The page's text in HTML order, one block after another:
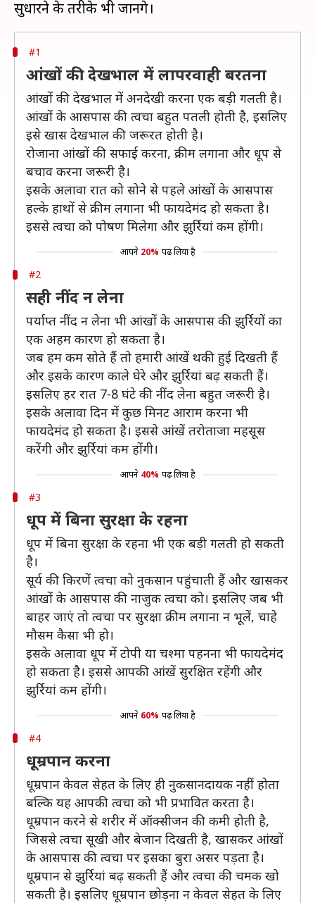
#1
आंखों की देखभाल में लापरवाही बरतना
आंखों की देखभाल में अनदेखी करना एक बड़ी गलती है।
आंखों के आसपास की त्वचा बहुत पतली होती है, इसलिए
इसे खास देखभाल की जरूरत होती है।
रोजाना आंखों की सफाई करना, क्रीम लगाना और धूप से
बचाव करना जरूरी है।
इसके अलावा रात को सोने से पहले आंखों के आसपास
हल्के हाथों से क्रीम लगाना भी फायदेमंद हो सकता है।
इससे त्वचा को पोषण मिलेगा और झुर्रियां कम होंगी।
आपने 20% पढ़ लिया है
#2
सही नींद न लेना
पर्याप्त नींद न लेना भी आंखों के आसपास की झुर्रियों का
एक अहम कारण हो सकता है।
जब हम कम सोते हैं तो हमारी आंखें थकी हुई दिखती हैं
और इसके कारण काले घेरे और झुर्रियां बढ़ सकती हैं।
इसलिए हर रात 7-8 घंटे की नींद लेना बहुत जरूरी है।
इसके अलावा दिन में कुछ मिनट आराम करना भी
फायदेमंद हो सकता है। इससे आंखें तरोताजा महसूस
करेंगी और झुर्रियां कम होंगी।
आपने 40% पढ़ लिया है
#3
धूप में बिना सुरक्षा के रहना
धूप में बिना सुरक्षा के रहना भी एक बड़ी गलती हो सकती
है।
सूर्य की किरणें त्वचा को नुकसान पहुंचाती हैं और खासकर
आंखों के आसपास की नाजुक त्वचा को। इसलिए जब भी
बाहर जाएं तो त्वचा पर सुरक्षा क्रीम लगाना न भूलें, चाहे
मौसम कैसा भी हो।
इसके अलावा धूप में टोपी या चश्मा पहनना भी फायदेमंद
हो सकता है। इससे आपकी आंखें सुरक्षित रहेंगी और
झुर्रियां कम होंगी।
आपने 60% पढ़ लिया है
#4
धूम्रपान करना
धूम्रपान केवल सेहत के लिए ही नुकसानदायक नहीं होता
बल्कि यह आपकी त्वचा को भी प्रभावित करता है।
धूम्रपान करने से शरीर में ऑक्सीजन की कमी होती है,
जिससे त्वचा सूखी और बेजान दिखती है, खासकर आंखों
के आसपास की त्वचा पर इसका बुरा असर पड़ता है।
धूम्रपान से झुर्रियां बढ़ सकती हैं और त्वचा की चमक खो
सकती है। इसलिए धूम्रपान छोड़ना न केवल सेहत के लिए